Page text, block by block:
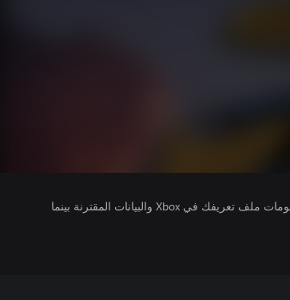
يتلقى ناشرو الألعاب التي تقوم بتشغيلها وصولاً إلى معلومات ملف تعريفك في Xbox والبيانات المقترنة بينما